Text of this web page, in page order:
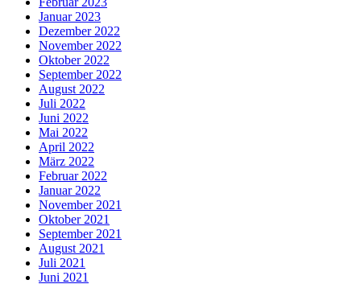
Januar 2023
Dezember 2022
November 2022
Oktober 2022
September 2022
August 2022
Juli 2022
Juni 2022
Mai 2022
April 2022
März 2022
Februar 2022
Januar 2022
November 2021
Oktober 2021
September 2021
August 2021
Juli 2021
Juni 2021